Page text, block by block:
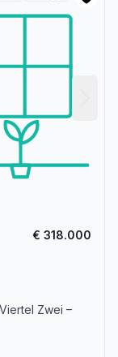
€ 318.000
Zwei –